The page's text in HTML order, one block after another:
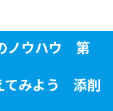
ノウハウ 第
てみよう 添削